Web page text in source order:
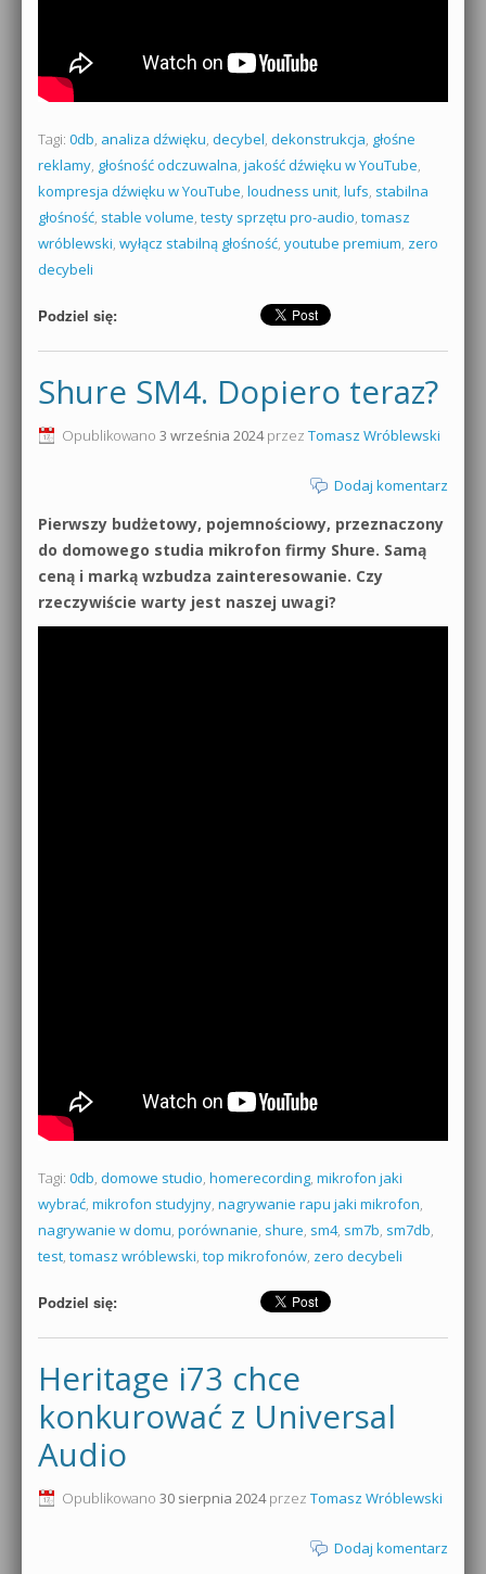
Tagi: 0db, analiza dźwięku, decybel, dekonstrukcja, głośne
reklamy, głośność odczuwalna, jakość dźwięku w YouTube,
kompresja dźwięku w YouTube, loudness unit, lufs, stabilna
głośność, stable volume, testy sprzętu pro-audio, tomasz
wróblewski, wyłącz stabilną głośność, youtube premium, zero
decybeli
Podziel się:
Shure SM4. Dopiero teraz?
Opublikowano 3 września 2024przez Tomasz Wróblewski
Dodaj komentarz
Pierwszy budżetowy, pojemnościowy, przeznaczony
do domowego studia mikrofon firmy Shure. Samą
ceną i marką wzbudza zainteresowanie. Czy
rzeczywiście warty jest naszej uwagi?
Tagi: 0db, domowe studio, homerecording, mikrofon jaki
wybrać, mikrofon studyjny, nagrywanie rapu jaki mikrofon,
nagrywanie w domu, porównanie, shure, sm4, sm7b, sm7db,
test, tomasz wróblewski, top mikrofonów, zero decybeli
Podziel się:
Heritage i73 chce
konkurować z Universal
Audio
Opublikowano 30 sierpnia 2024przez Tomasz Wróblewski
Dodaj komentarz